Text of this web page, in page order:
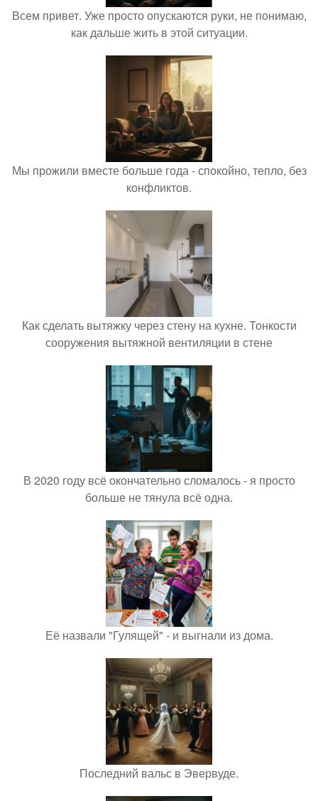
Всем привет. Уже просто опускаются руки, не понимаю,
как дальше жить в этой ситуации.
Мы прожили вместе больше года - спокойно, тепло, без
конфликтов.
Как сделать вытяжку через стену на кухне. Тонкости
сооружения вытяжной вентиляции в стене
В 2020 году всё окончательно сломалось - я просто
больше не тянула всё одна.
Её назвали "Гулящей" - и выгнали из дома.
Последний вальс в Эвервуде.